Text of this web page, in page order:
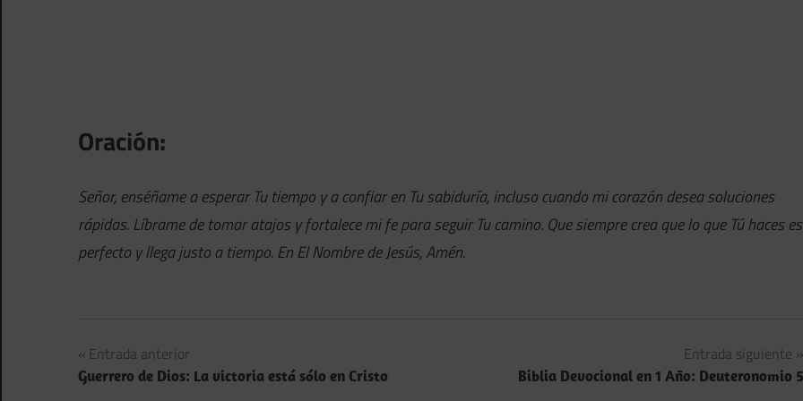
Oración:
Señor, enséñame a esperar Tu tiempo y a confiar en Tu sabiduría, incluso cuando mi corazón desea soluciones
rápidas. Líbrame de tomar atajos y fortalece mi fe para seguir Tu camino. Que siempre crea que lo que Tú haces es
perfecto y llega justo a tiempo. En El Nombre de Jesús, Amén.
Navegación
de
Entrada anterior
Guerrero de Dios: La victoria está sólo en Cristo
Entrada siguiente
Biblia Devocional en 1 Año: Deuteronomio 5